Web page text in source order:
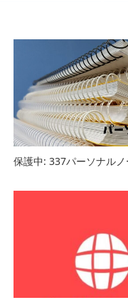
保護中: 337パーソナルノ